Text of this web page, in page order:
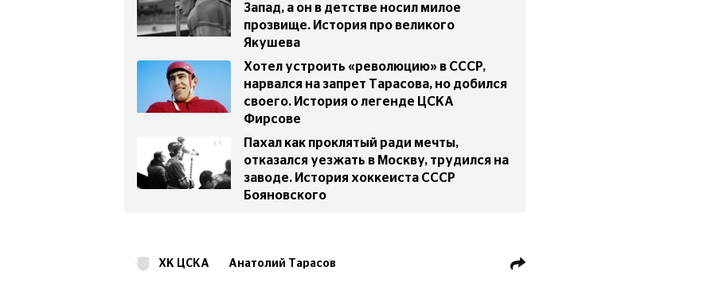
Запад, а он в детстве носил милое
прозвище. История про великого
Якушева
Хотел устроить «революцию» в СССР,
нарвался на запрет Тарасова, но добился
своего. История о легенде ЦСКА
Фирсове
Пахал как проклятый ради мечты,
отказался уезжать в Москву, трудился на
заводе. История хоккеиста СССР
Бояновского
ХК ЦСКА Анатолий Тарасов